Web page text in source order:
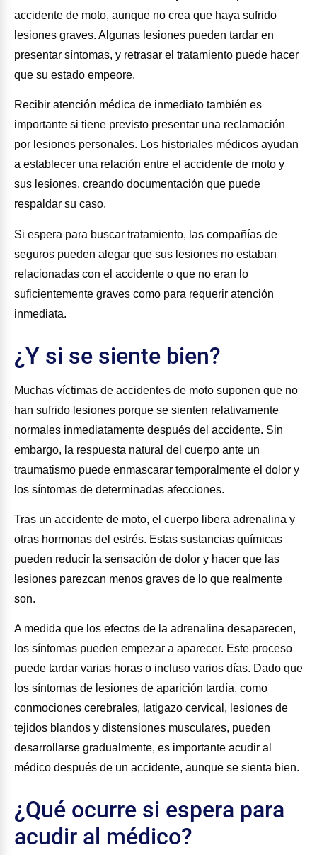
accidente de moto, aunque no crea que haya sufrido
lesiones graves. Algunas lesiones pueden tardar en
presentar síntomas, y retrasar el tratamiento puede hacer
que su estado empeore.
Recibir atención médica de inmediato también es
importante si tiene previsto presentar una reclamación
por lesiones personales. Los historiales médicos ayudan
a establecer una relación entre el accidente de moto y
sus lesiones, creando documentación que puede
respaldar su caso.
Si espera para buscar tratamiento, las compañías de
seguros pueden alegar que sus lesiones no estaban
relacionadas con el accidente o que no eran lo
suficientemente graves como para requerir atención
inmediata.
¿Y si se siente bien?
Muchas víctimas de accidentes de moto suponen que no
han sufrido lesiones porque se sienten relativamente
normales inmediatamente después del accidente. Sin
embargo, la respuesta natural del cuerpo ante un
traumatismo puede enmascarar temporalmente el dolor y
los síntomas de determinadas afecciones.
Tras un accidente de moto, el cuerpo libera adrenalina y
otras hormonas del estrés. Estas sustancias químicas
pueden reducir la sensación de dolor y hacer que las
lesiones parezcan menos graves de lo que realmente
son.
A medida que los efectos de la adrenalina desaparecen,
los síntomas pueden empezar a aparecer. Este proceso
puede tardar varias horas o incluso varios días. Dado que
los síntomas de lesiones de aparición tardía, como
conmociones cerebrales, latigazo cervical, lesiones de
tejidos blandos y distensiones musculares, pueden
desarrollarse gradualmente, es importante acudir al
médico después de un accidente, aunque se sienta bien.
¿Qué ocurre si espera para
acudir al médico?